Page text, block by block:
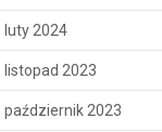
luty 2024
listopad 2023
październik 2023